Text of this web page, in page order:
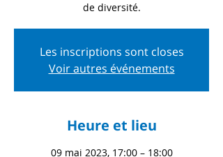
de diversité.
Les inscriptions sont closes
Voir autres événements
Heure et lieu
09 mai 2023, 17:00 – 18:00